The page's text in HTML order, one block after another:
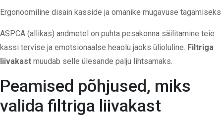
Ergonoomiline disain kasside ja omanike mugavuse tagamiseks
ASPCA (allikas) andmetel on puhta pesakonna säilitamine teie
kassi tervise ja emotsionaalse heaolu jaoks ülioluline. Filtriga
liivakast muudab selle ülesande palju lihtsamaks.
Peamised põhjused, miks
valida filtriga liivakast